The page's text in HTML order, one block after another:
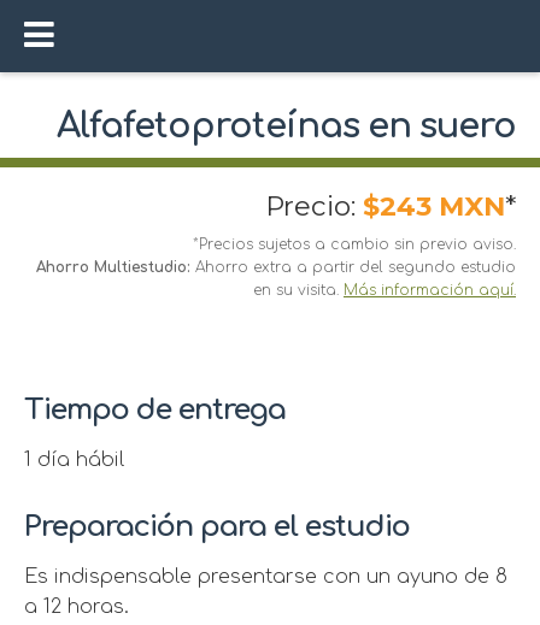
Alfafetoproteínas en suero
Precio: $243 MXN*
*Precios sujetos a cambio sin previo aviso.
Ahorro Multiestudio: Ahorro extra a partir del segundo estudio
en su visita. Más información aquí.
Tiempo de entrega
1 día hábil
Preparación para el estudio
Es indispensable presentarse con un ayuno de 8
a 12 horas.